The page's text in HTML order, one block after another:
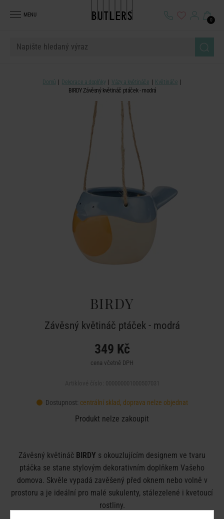
MENU
0
Domů Dekorace a doplňky Vázy a květináče
Květináče
BIRDY Závěsný květináč ptáček - modrá
BIRDY
Závěsný květináč ptáček - modrá
349 Kč
cena včetně DPH
Dostupnost: centrální sklad, doprava nelze objednat
Produkt nelze zakoupit
Závěsný květináč BIRDY s okouzlujícím designem ve tvaru
ptáčka se stane stylovým dekorativním doplňkem Vašeho
domova. Skvěle vypadá zavěšený před oknem nebo volně v
prostoru a je ideální pro malé sukulenty, stálezelené i kvetoucí
rostliny.